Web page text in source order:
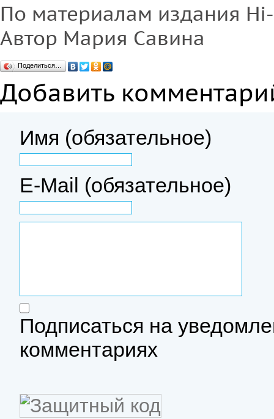
По материалам издания
Автор Мария Савина
Поделиться…
Добавить
Имя (обязательное)
E-Mail (обязательное)
Подписаться на
комментариях